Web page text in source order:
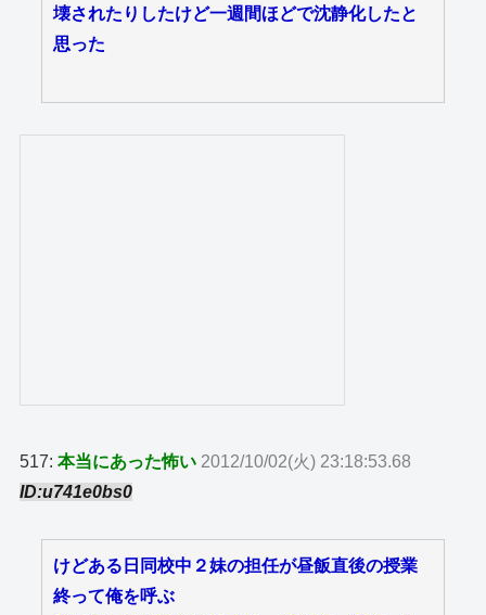
壊されたりしたけど一週間ほどで沈静化したと
思った
517:本当にあった怖い 2012/10/02(火) 23:18:53.68
ID:u741e0bs0
けどある日同校中２妹の担任が昼飯直後の授業
終って俺を呼ぶ